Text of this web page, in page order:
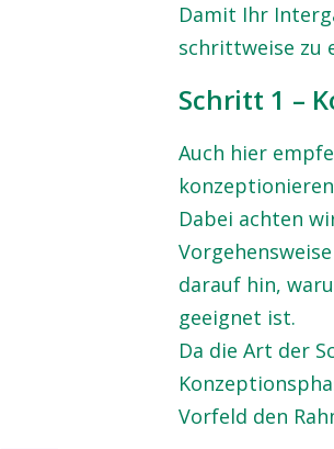
Damit Ihr
schrittweise zu
Schritt 1 –
Auch hier
Dabei achten
darauf hin,
geeignet ist.
Da die Art der
Vorfeld den